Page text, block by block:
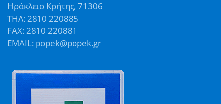
Ηράκλειο Κρήτης, 71306
ΤΗΛ: 2810 220885
FAX: 2810 220881
EMAIL: popek@popek.gr